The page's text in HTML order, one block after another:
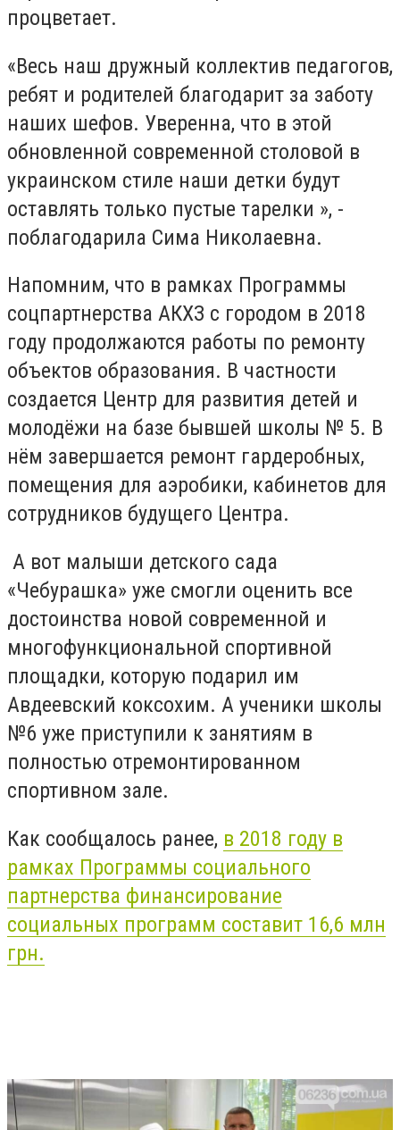
процветает.
«Весь наш дружный коллектив педагогов,
ребят и родителей благодарит за заботу
наших шефов. Уверенна, что в этой
обновленной современной столовой в
украинском стиле наши детки будут
оставлять только пустые тарелки », -
поблагодарила Сима Николаевна.
Напомним, что в рамках Программы
соцпартнерства АКХЗ с городом в 2018
году продолжаются работы по ремонту
объектов образования. В частности
создается Центр для развития детей и
молодёжи на базе бывшей школы № 5. В
нём завершается ремонт гардеробных,
помещения для аэробики, кабинетов для
сотрудников будущего Центра.
А вот малыши детского сада
«Чебурашка» уже смогли оценить все
достоинства новой современной и
многофункциональной спортивной
площадки, которую подарил им
Авдеевский коксохим. А ученики школы
№6 уже приступили к занятиям в
полностью отремонтированном
спортивном зале.
Как сообщалось ранее, в 2018 году в
рамках Программы социального
партнерства финансирование
социальных программ составит 16,6 млн
грн.